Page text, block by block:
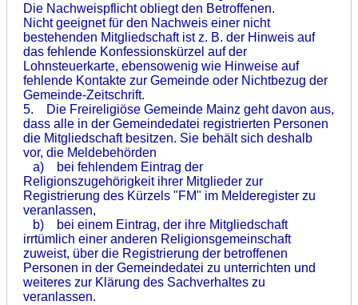
Die Nachweispflicht obliegt den Betroffenen.
Nicht geeignet für den Nachweis einer nicht
bestehenden Mitgliedschaft ist z. B. der Hinweis auf
das fehlende Konfessionskürzel auf der
Lohnsteuerkarte, ebensowenig wie Hinweise auf
fehlende Kontakte zur Gemeinde oder Nichtbezug der
Gemeinde-Zeitschrift.
5. Die Freireligiöse Gemeinde Mainz geht davon aus,
dass alle in der Gemeindedatei registrierten Personen
die Mitgliedschaft besitzen. Sie behält sich deshalb
vor, die Meldebehörden
a) bei fehlendem Eintrag der
Religionszugehörigkeit ihrer Mitglieder zur
Registrierung des Kürzels "FM" im Melderegister zu
veranlassen,
b) bei einem Eintrag, der ihre Mitgliedschaft
irrtümlich einer anderen Religionsgemeinschaft
zuweist, über die Registrierung der betroffenen
Personen in der Gemeindedatei zu unterrichten und
weiteres zur Klärung des Sachverhaltes zu
veranlassen.